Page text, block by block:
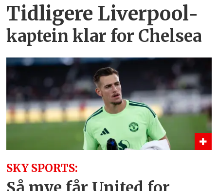
Tidligere Liverpool-
kapteinklar for Chelsea
SKY SPORTS: